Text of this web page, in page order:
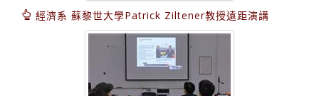
經濟系 蘇黎世大學Patrick Ziltener教授遠距演講